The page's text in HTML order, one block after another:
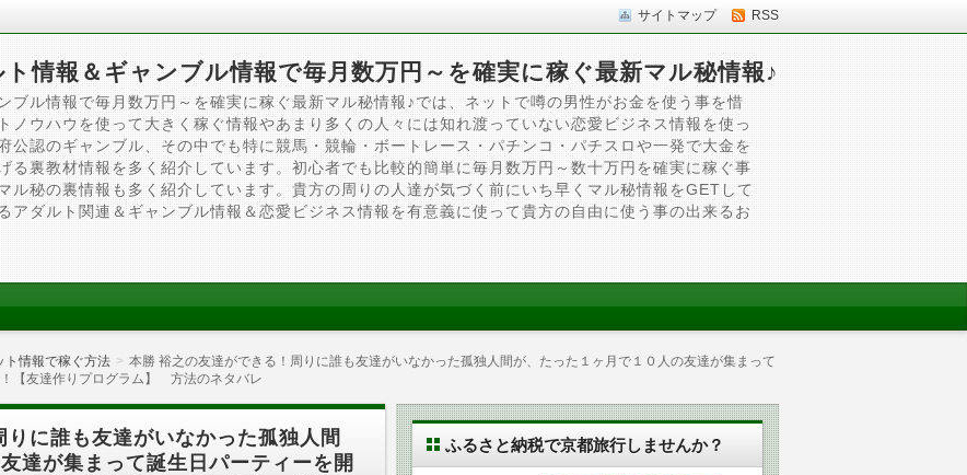
サイトマップ RSS
情報＆ギャンブル情報で毎月数万円～を確実に稼ぐ最新マル秘情報♪
ブル情報で毎月数万円～を確実に稼ぐ最新マル秘情報♪では、ネットで噂の男性がお金を使う事を惜
ノウハウを使って大きく稼ぐ情報やあまり多くの人々には知れ渡っていない恋愛ビジネス情報を使っ
公認のギャンブル、その中でも特に競馬・競輪・ボートレース・パチンコ・パチスロや一発で大金を
る裏教材情報を多く紹介しています。初心者でも比較的簡単に毎月数万円～数十万円を確実に稼ぐ事
ル秘の裏情報も多く紹介しています。貴方の周りの人達が気づく前にいち早くマル秘情報をGETして
アダルト関連＆ギャンブル情報＆恋愛ビジネス情報を有意義に使って貴方の自由に使う事の出来るお
ト情報で稼ぐ方法
本勝 裕之の友達ができる！周りに誰も友達がいなかった孤独人間が、たった１ヶ月で１０人の友達が集まって
【友達作りプログラム】 方法のネタバレ
に誰も友達がいなかった孤独人間
達が集まって誕生日パーティーを開
ふるさと納税で京都旅行しませんか？